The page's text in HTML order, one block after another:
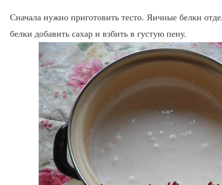
Сначала нужно приготовить тесто. Яичные белки
белки добавить сахар и взбить в густую пену.